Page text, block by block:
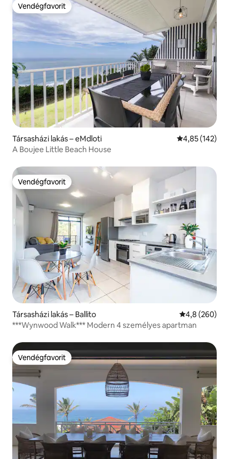
Vendégfavorit
Vendégfavorit
Társasházi lakás – eMdloti Átlagos
4,85 (142)
A Boujee Little Beach House
Vendégfavorit
Vendégfavorit
Társasházi lakás – Ballito Átlagos
4,8 (260)
***Wynwood Walk*** Modern 4 személyes apartman
Vendégfavorit
Vendégfavorit